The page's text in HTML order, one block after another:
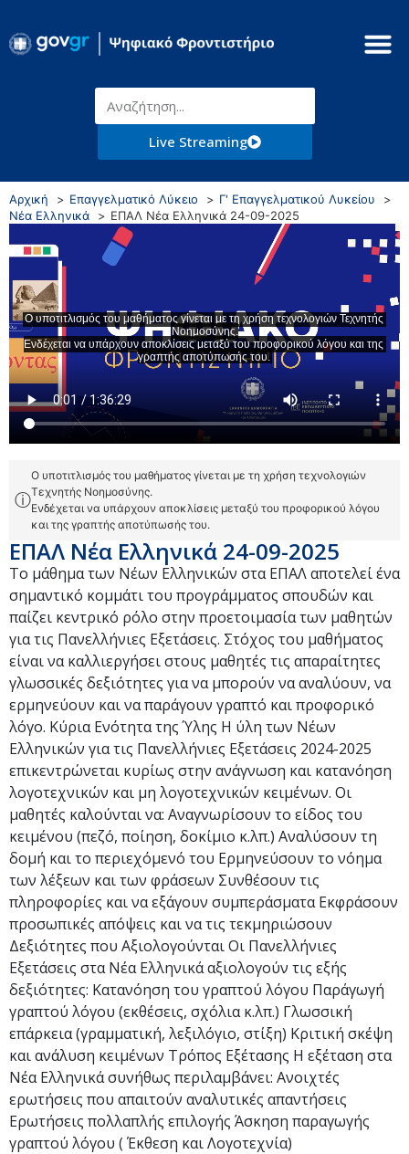
Live Streaming
Αρχική Επαγγελματικό Λύκειο
Γ' Επαγγελματικού Λυκείου
Νέα Ελληνικά
ΕΠΑΛ Νέα Ελληνικά 24-09-2025
ⓘ
Ο υποτιτλισμός του μαθήματος γίνεται με τη χρήση τεχνολογιών
Τεχνητής Νοημοσύνης.
Ενδέχεται να υπάρχουν αποκλίσεις μεταξύ του προφορικού λόγου
και της γραπτής αποτύπωσής του.
ΕΠΑΛ Νέα Ελληνικά 24-09-2025
Το μάθημα των Νέων Ελληνικών στα ΕΠΑΛ αποτελεί ένα
σημαντικό κομμάτι του προγράμματος σπουδών και
παίζει κεντρικό ρόλο στην προετοιμασία των μαθητών
για τις Πανελλήνιες Εξετάσεις. Στόχος του μαθήματος
είναι να καλλιεργήσει στους μαθητές τις απαραίτητες
γλωσσικές δεξιότητες για να μπορούν να αναλύουν, να
ερμηνεύουν και να παράγουν γραπτό και προφορικό
λόγο. Κύρια Ενότητα της Ύλης Η ύλη των Νέων
Ελληνικών για τις Πανελλήνιες Εξετάσεις 2024-2025
επικεντρώνεται κυρίως στην ανάγνωση και κατανόηση
λογοτεχνικών και μη λογοτεχνικών κειμένων. Οι
μαθητές καλούνται να: Αναγνωρίσουν το είδος του
κειμένου (πεζό, ποίηση, δοκίμιο κ.λπ.) Αναλύσουν τη
δομή και το περιεχόμενό του Ερμηνεύσουν το νόημα
των λέξεων και των φράσεων Συνθέσουν τις
πληροφορίες και να εξάγουν συμπεράσματα Εκφράσουν
προσωπικές απόψεις και να τις τεκμηριώσουν
Δεξιότητες που Αξιολογούνται Οι Πανελλήνιες
Εξετάσεις στα Νέα Ελληνικά αξιολογούν τις εξής
δεξιότητες: Κατανόηση του γραπτού λόγου Παράγωγή
γραπτού λόγου (εκθέσεις, σχόλια κ.λπ.) Γλωσσική
επάρκεια (γραμματική, λεξιλόγιο, στίξη) Κριτική σκέψη
και ανάλυση κειμένων Τρόπος Εξέτασης Η εξέταση στα
Νέα Ελληνικά συνήθως περιλαμβάνει: Ανοιχτές
ερωτήσεις που απαιτούν αναλυτικές απαντήσεις
Ερωτήσεις πολλαπλής επιλογής Άσκηση παραγωγής
γραπτού λόγου ( Έκθεση και Λογοτεχνία)